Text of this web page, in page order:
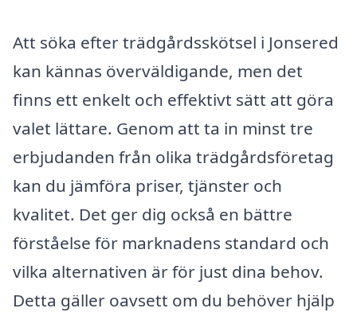
Att söka efter trädgårdsskötsel i Jonsered
kan kännas överväldigande, men det
finns ett enkelt och effektivt sätt att göra
valet lättare. Genom att ta in minst tre
erbjudanden från olika trädgårdsföretag
kan du jämföra priser, tjänster och
kvalitet. Det ger dig också en bättre
förståelse för marknadens standard och
vilka alternativen är för just dina behov.
Detta gäller oavsett om du behöver hjälp